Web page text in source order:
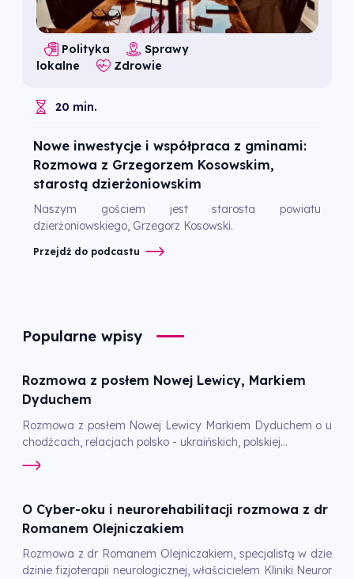
Polityka
Sprawy
lokalne
Zdrowie
20 min.
Nowe inwestycje i współpraca z gminami:
Rozmowa z Grzegorzem Kosowskim,
starostą dzierżoniowskim
Naszym gościem jest starosta powiatu
dzierżoniowskiego, Grzegorz Kosowski.
Przejdź do podcastu
Popularne wpisy
Rozmowa z posłem Nowej Lewicy, Markiem
Dyduchem
Rozmowa z posłem Nowej Lewicy Markiem Dyduchem o u
chodźcach, relacjach polsko - ukraińskich, polskiej...
O Cyber-oku i neurorehabilitacji rozmowa z dr
Romanem Olejniczakiem
Rozmowa z dr Romanem Olejniczakiem, specjalistą w dzie
dzinie fizjoterapii neurologicznej, właścicielem Kliniki Neuror